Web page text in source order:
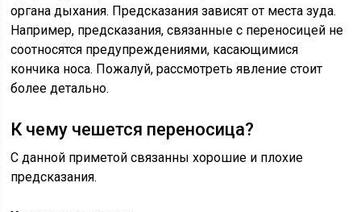
органа дыхания. Предсказания зависят от места зуда.
Например, предсказания, связанные с переносицей не
соотносятся предупреждениями, касающимися
кончика носа. Пожалуй, рассмотреть явление стоит
более детально.
К чему чешется переносица?
С данной приметой связанны хорошие и плохие
предсказания.